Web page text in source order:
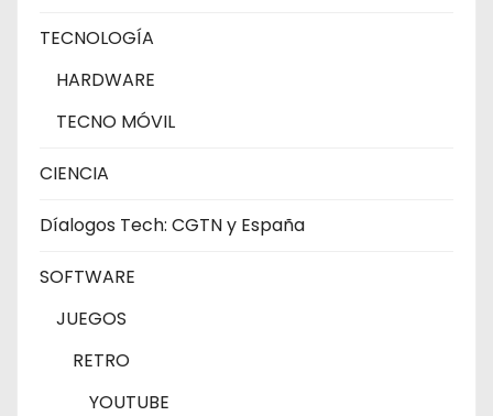
TECNOLOGÍA
HARDWARE
TECNO MÓVIL
CIENCIA
Díalogos Tech: CGTN y España
SOFTWARE
JUEGOS
RETRO
YOUTUBE